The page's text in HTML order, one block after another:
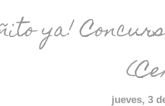
ya!
jueves, 3